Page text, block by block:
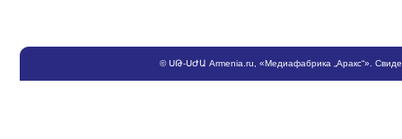
©ՍԹ-ՍԺԱ Armenia.ru , «Медиафабрика „Аракс“».